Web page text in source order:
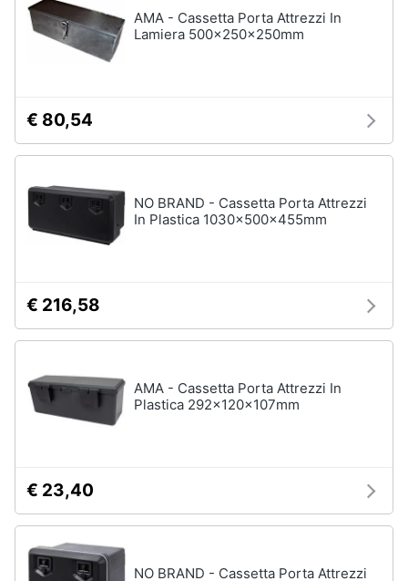
AMA - Cassetta Porta Attrezzi In
Lamiera 500x250x250mm
€ 80,54
NO BRAND - Cassetta Porta Attrezzi
In Plastica 1030x500x455mm
€ 216,58
AMA - Cassetta Porta Attrezzi In
Plastica 292x120x107mm
€ 23,40
NO BRAND - Cassetta Porta Attrezzi